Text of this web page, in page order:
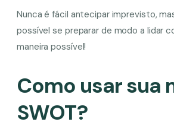
Nunca é fácil antecipar imprevisto,
possível se preparar de modo a lidar
maneira possível!
Como usar sua
SWOT?